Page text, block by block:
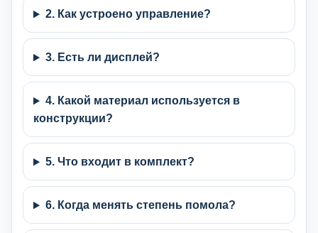
2. Как устроено управление?
3. Есть ли дисплей?
4. Какой материал используется в
конструкции?
5. Что входит в комплект?
6. Когда менять степень помола?